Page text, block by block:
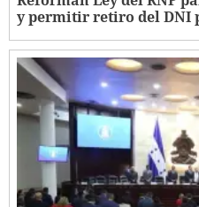
y permitir retiro del DNI